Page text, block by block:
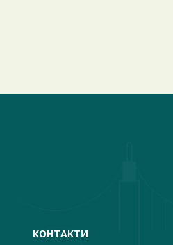
КОНТАКТИ